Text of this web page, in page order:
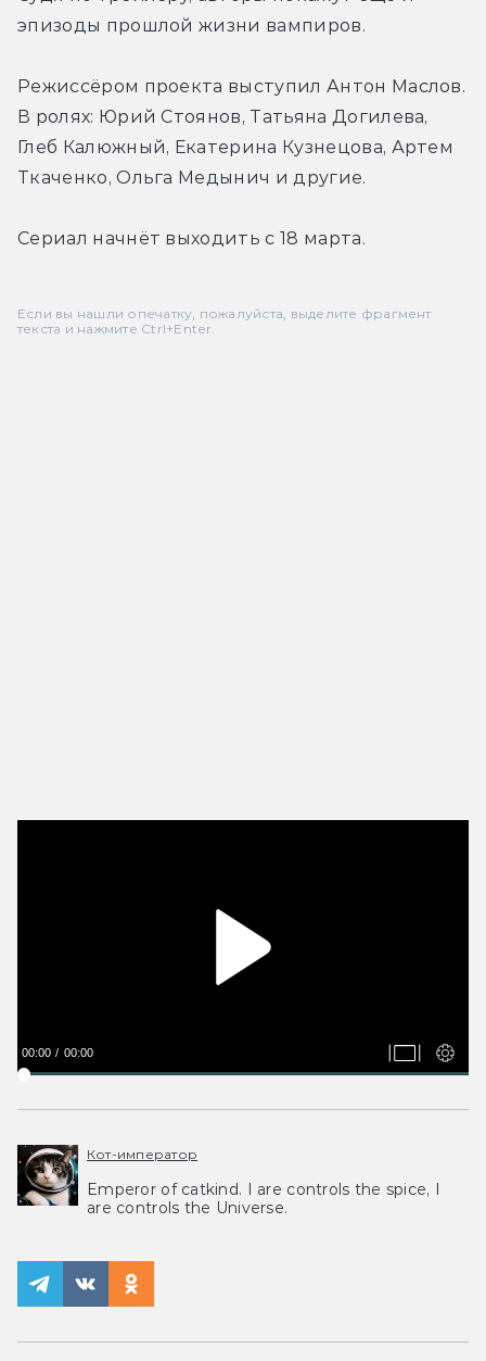
эпизоды прошлой жизни вампиров.
Режиссёром проекта выступил Антон Маслов.
В ролях: Юрий Стоянов, Татьяна Догилева,
Глеб Калюжный, Екатерина Кузнецова, Артем
Ткаченко, Ольга Медынич и другие.
Сериал начнёт выходить с 18 марта.
Если вы нашли опечатку, пожалуйста, выделите фрагмент
текста и нажмите Ctrl+Enter.
00:00 00:00
Кот-император
Emperor of catkind. I are controls the spice, I
are controls the Universe.